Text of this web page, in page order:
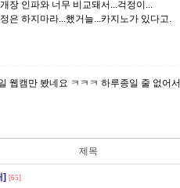
장 인파와 너무 비교돼서...걱정이...
은 하지마라...했거늘...카지노가 있다고.
웹캠만 봤네요 ㅋㅋㅋ 하루종일 줄 없어
제목
] [65]